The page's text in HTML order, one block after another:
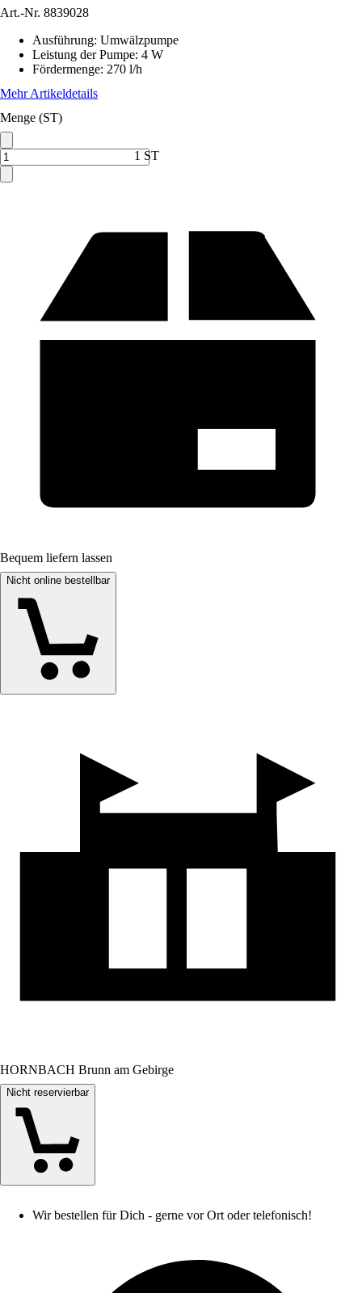
Art.-Nr. 8839028
Ausführung: Umwälzpumpe
Leistung der Pumpe: 4 W
Fördermenge: 270 l/h
Mehr Artikeldetails
Menge (ST)
1 ST
Bequem liefern lassen
Nicht online bestellbar
HORNBACH Brunn am Gebirge
Nicht reservierbar
Wir bestellen für Dich - gerne vor Ort oder telefonisch!